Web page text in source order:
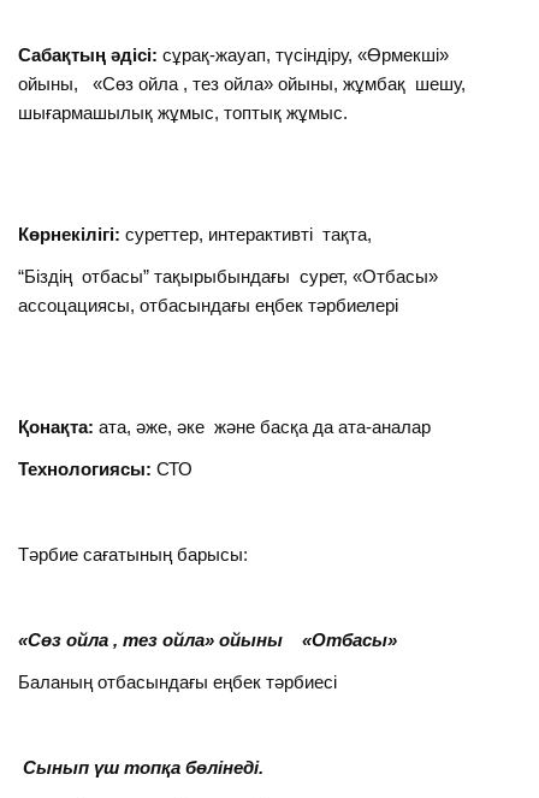
Сабақтың әдісі:сұрақ-жауап, түсіндіру, «Өрмекші»
ойыны, «Сөз ойла , тез ойла» ойыны, жұмбақ шешу,
шығармашылық жұмыс, топтық жұмыс.
Көрнекілігі:суреттер, интерактивті тақта,
“Біздің отбасы” тақырыбындағы сурет, «Отбасы»
ассоцациясы, отбасындағы еңбек тәрбиелері
Қонақта: ата, әже, әке және басқа да ата-аналар
Технологиясы:СТО
Тәрбие сағатының барысы:
«Сөз ойла , тез ойла» ойыны «Отбасы»
Баланың отбасындағы еңбек тәрбиесі
Сынып үш топқа бөлінеді.